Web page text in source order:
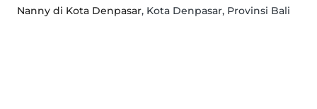
Nanny di Kota Denpasar, Kota Denpasar, Provinsi Bali